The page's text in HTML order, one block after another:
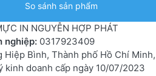
So sánh sản phẩm
IN NGUYỄN HỢP PHÁT
nghiệp: 0317923409
Bình, Thành phố Hồ Chí
kinh doanh cấp ngày 10/07/2023